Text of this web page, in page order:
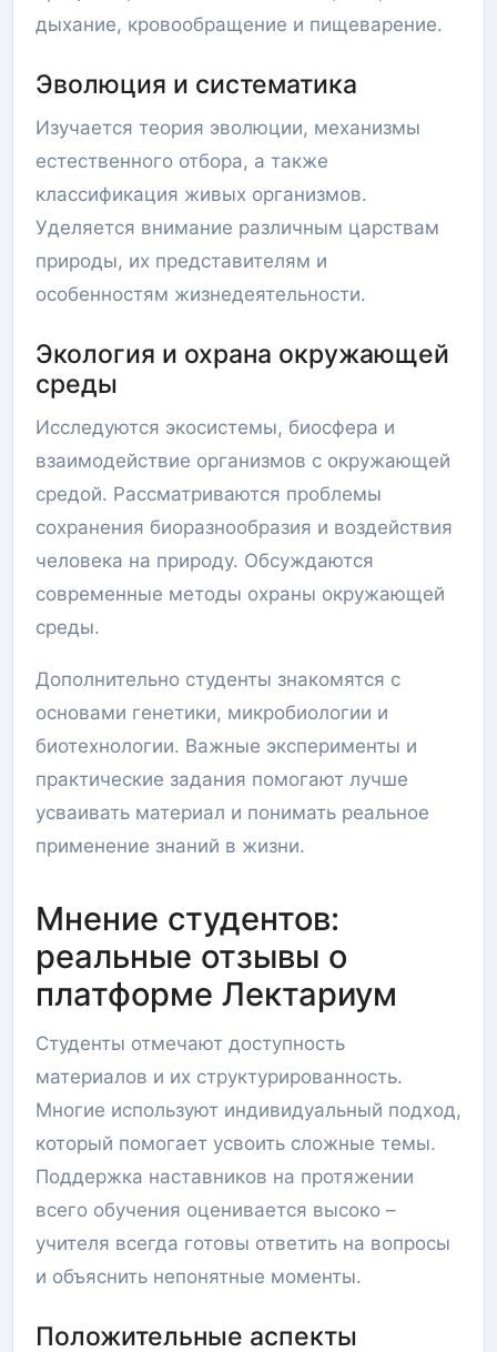
дыхание, кровообращение и пищеварение.
Эволюция и систематика
Изучается теория эволюции, механизмы
естественного отбора, а также
классификация живых организмов.
Уделяется внимание различным царствам
природы, их представителям и
особенностям жизнедеятельности.
Экология и охрана окружающей
среды
Исследуются экосистемы, биосфера и
взаимодействие организмов с окружающей
средой. Рассматриваются проблемы
сохранения биоразнообразия и воздействия
человека на природу. Обсуждаются
современные методы охраны окружающей
среды.
Дополнительно студенты знакомятся с
основами генетики, микробиологии и
биотехнологии. Важные эксперименты и
практические задания помогают лучше
усваивать материал и понимать реальное
применение знаний в жизни.
Мнение студентов:
реальные отзывы о
платформе Лектариум
Студенты отмечают доступность
материалов и их структурированность.
Многие используют индивидуальный подход,
который помогает усвоить сложные темы.
Поддержка наставников на протяжении
всего обучения оценивается высоко –
учителя всегда готовы ответить на вопросы
и объяснить непонятные моменты.
Положительные аспекты